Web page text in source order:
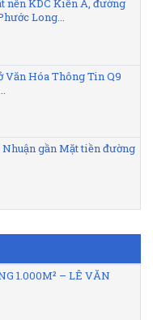
nền KDC Kiến Á, đường
Long...
Văn Hóa Thông Tin Q9
Nhuận gần Mặt tiền đường
1.000M² – LÊ VĂN